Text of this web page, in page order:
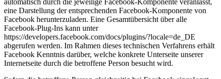
eine Darstellung der entsprechenden Facebook-Komponente von
Facebook herunterzuladen. Eine Gesamtübersicht über alle
Facebook-Plug-Ins kann unter
https://developers.facebook.com/docs/plugins/?locale=de_DE
abgerufen werden. Im Rahmen dieses technischen Verfahrens erhält
Facebook Kenntnis darüber, welche konkrete Unterseite unserer
Internetseite durch die betroffene Person besucht wird.